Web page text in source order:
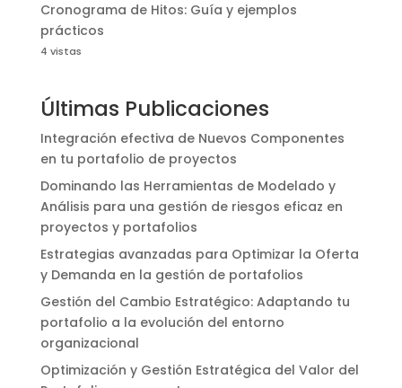
Cronograma de Hitos: Guía y ejemplos
prácticos
4 vistas
Últimas Publicaciones
Integración efectiva de Nuevos Componentes
en tu portafolio de proyectos
Dominando las Herramientas de Modelado y
Análisis para una gestión de riesgos eficaz en
proyectos y portafolios
Estrategias avanzadas para Optimizar la Oferta
y Demanda en la gestión de portafolios
Gestión del Cambio Estratégico: Adaptando tu
portafolio a la evolución del entorno
organizacional
Optimización y Gestión Estratégica del Valor del